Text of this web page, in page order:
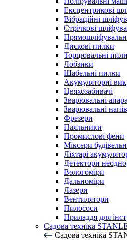
Ексцентрикові
Вібраційні
Стрічкові
Дискові пилки
Торцювальні пили
Лобзики
Шабельні пилки
Акумуляторні
Цвяхозабивачі
Зварювальні
Зварювальні
Фрезери
Паяльники
Промислові фени
Міксери
Ліхтарі
Детектори
Вологоміри
Дальноміри
Лазери
Вентилятори
Пилососи
Приладдя для
Садова техніка
Садова техніка